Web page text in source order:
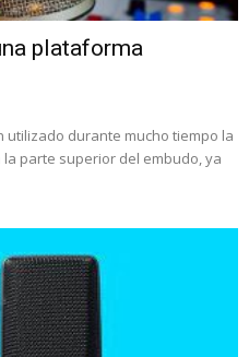
plataforma
utilizado durante mucho tiempo la
parte superior del embudo, ya